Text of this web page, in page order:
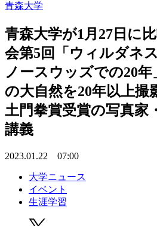
青森大学
青森大学が1月27日に
会第5回「ウィルダネ
ノースウッズでの20
の大自然を20年以上撮
土門拳賞受賞の写真家
講義
2023.01.22 07:00
大学ニュース
イベント
生涯学習